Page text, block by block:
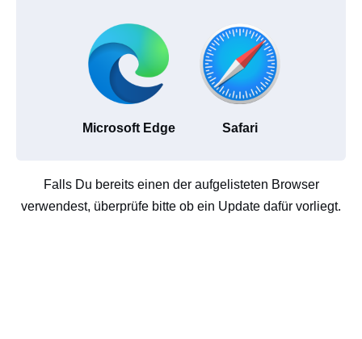
Microsoft Edge Safari
Falls Du bereits einen der aufgelisteten Browser
verwendest, überprüfe bitte ob ein Update dafür vorliegt.